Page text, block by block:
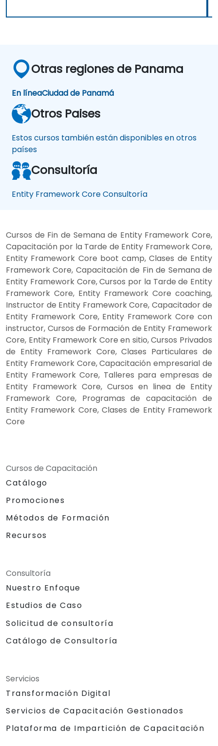
Otras regiones de Panama
En líneaCiudad de Panamá
Otros Paises
Estos cursos también están disponibles en otros
países
Consultoría
Entity Framework Core Consultoría
Cursos de Fin de Semana de Entity Framework Core,
Capacitación por la Tarde de Entity Framework Core,
Entity Framework Core boot camp, Clases de Entity
Framework Core, Capacitación de Fin de Semana de
Entity Framework Core, Cursos por la Tarde de Entity
Framework Core, Entity Framework Core coaching,
Instructor de Entity Framework Core, Capacitador de
Entity Framework Core, Entity Framework Core con
instructor, Cursos de Formación de Entity Framework
Core, Entity Framework Core en sitio, Cursos Privados
de Entity Framework Core, Clases Particulares de
Entity Framework Core, Capacitación empresarial de
Entity Framework Core, Talleres para empresas de
Entity Framework Core, Cursos en linea de Entity
Framework Core, Programas de capacitación de
Entity Framework Core, Clases de Entity Framework
Core
Cursos de Capacitación
Catálogo
Promociones
Métodos de Formación
Recursos
Consultoría
Nuestro Enfoque
Estudios de Caso
Solicitud de consultoría
Catálogo de Consultoría
Servicios
Transformación Digital
Servicios de Capacitación Gestionados
Plataforma de Impartición de Capacitación